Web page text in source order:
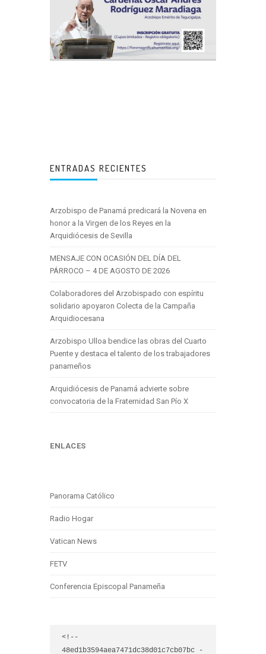
ENTRADAS RECIENTES
Arzobispo de Panamá predicará la Novena en
honor a la Virgen de los Reyes en la
Arquidiócesis de Sevilla
MENSAJE CON OCASIÓN DEL DÍA DEL
PÁRROCO – 4 DE AGOSTO DE 2026
Colaboradores del Arzobispado con espíritu
solidario apoyaron Colecta de la Campaña
Arquidiocesana
Arzobispo Ulloa bendice las obras del Cuarto
Puente y destaca el talento de los trabajadores
panameños
Arquidiócesis de Panamá advierte sobre
convocatoria de la Fraternidad San Pío X
ENLACES
Panorama Católico
Radio Hogar
Vatican News
FETV
Conferencia Episcopal Panameña
<!--
48ed1b3594aea7471dc38d01c7cb07bc -